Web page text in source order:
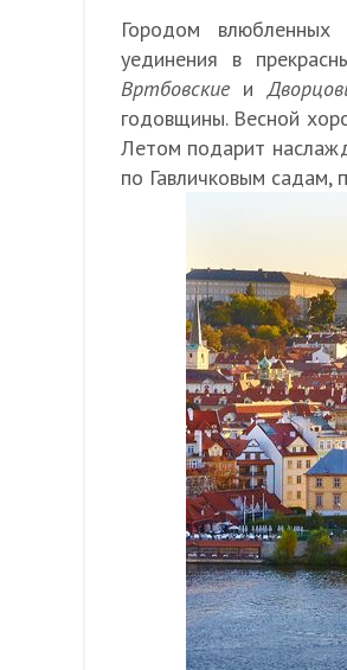
Городом
уединения в
Вртбовские и
годовщины. Весной
Летом подарит
по Гавличковым садам,